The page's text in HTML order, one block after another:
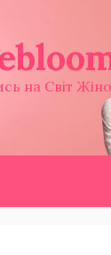
на Світ